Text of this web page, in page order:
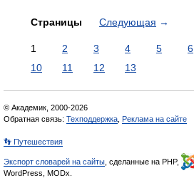
Страницы Следующая →
1 2 3 4 5 6
10
11 12 13
© Академик, 2000-2026
Обратная связь: Техподдержка Реклама на сайте
👣 Путешествия
Экспорт словарей на сайты , сделанные на PHP,
WordPress, MODx.